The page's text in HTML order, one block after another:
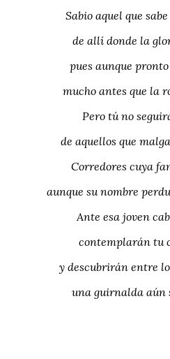
Sabio aquel que
de allí donde la
pues aunque
mucho antes que la
Pero tú no
de aquellos que
Corredores cuya
aunque su nombre
Ante esa joven
contemplarán tu
y descubrirán entre
una guirnalda aún